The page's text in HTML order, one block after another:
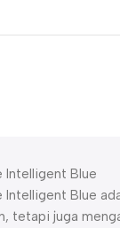
Intelligent Blue
Intelligent Blue
tetapi juga